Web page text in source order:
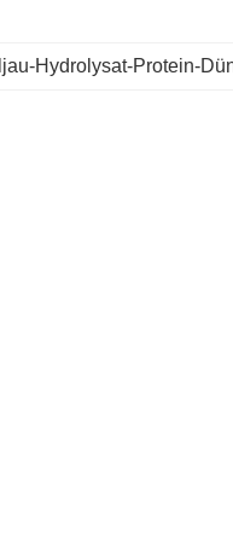
Hydrolysat-Protein-